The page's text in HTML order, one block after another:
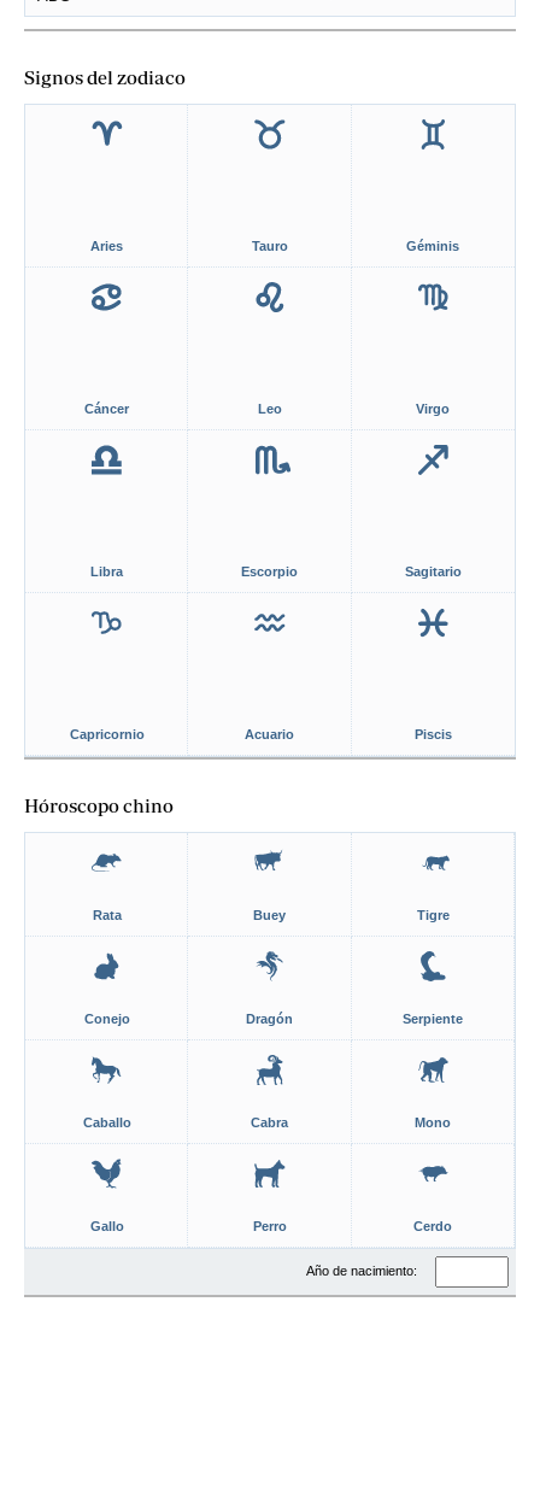
Signos del zodiaco
Aries Tauro Géminis
Cáncer Leo Virgo
Libra Escorpio Sagitario
Capricornio Acuario Piscis
Hóroscopo chino
Rata Buey Tigre
Conejo Dragón Serpiente
Caballo Cabra Mono
Gallo Perro Cerdo
Año de nacimiento: